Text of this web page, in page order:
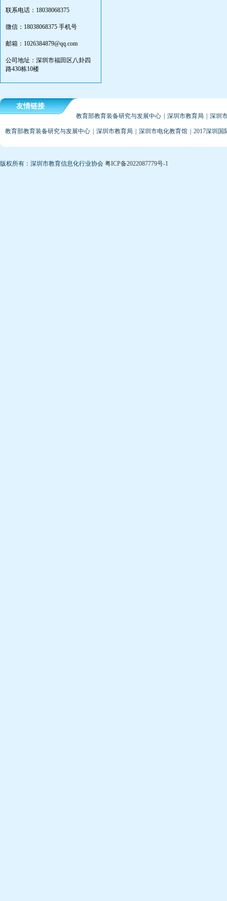
联系电话：18038068375
微信：18038068375 手机号
邮箱：1026384879@qq.com
公司地址：深圳市福田区八卦四
路430栋10楼
友情链接
教育部教育装备研究与发展中心 深圳市教育局 深圳
教育部教育装备研究与发展中心 深圳市教育局 深圳市电化教育馆 2017深圳国
版权所有：深圳市教育信息化行业协会 粤ICP备2022087779号-1